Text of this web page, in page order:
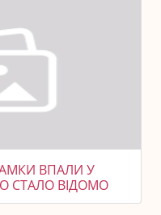
ВПАЛИ У
СТАЛО ВІДОМО